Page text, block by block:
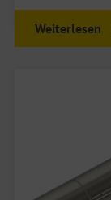
Weiterlesen